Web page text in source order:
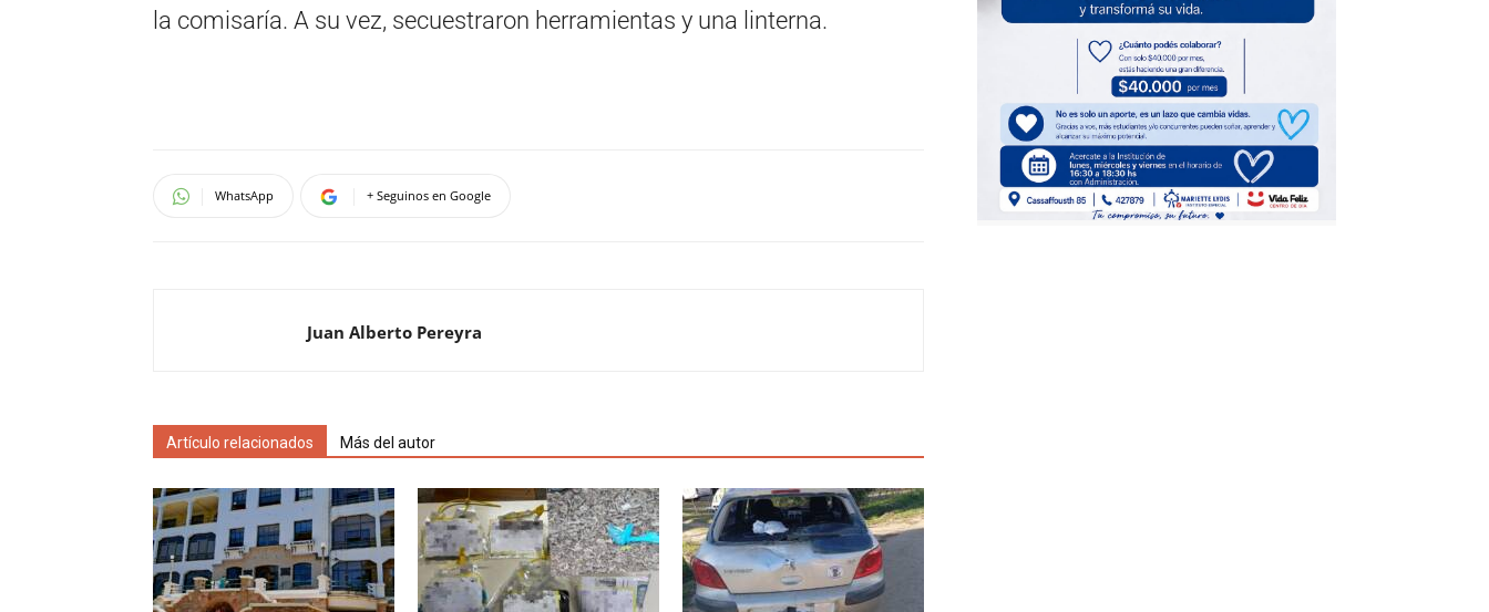
la comisaría. A su vez, secuestraron herramientas y una linterna.
WhatsApp + Seguinos en Google
Juan Alberto Pereyra
Artículo relacionados Más del autor